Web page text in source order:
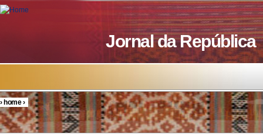
Skip to main content
Jornal da República
You are here
›home›